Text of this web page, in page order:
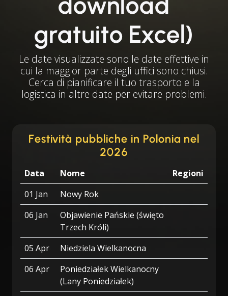
gratuito Excel)
Le date visualizzate sono le date effettive in
cui la maggior parte degli uffici sono chiusi.
Cerca di pianificare il tuo trasporto e la
logistica in altre date per evitare problemi.
Festività pubbliche in Polonia nel
2026
Data Nome
Regioni
01 Jan
Nowy Rok
06 Jan
Objawienie Pańskie (święto
Trzech Króli)
05 Apr
Niedziela Wielkanocna
06 Apr
Poniedziałek Wielkanocny
(Lany Poniedziałek)